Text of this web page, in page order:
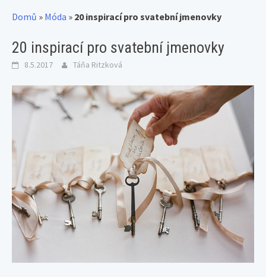
Domů » Móda » 20 inspirací pro svatební jmenovky
20 inspirací pro svatební jmenovky
8.5.2017 Táňa Ritzková